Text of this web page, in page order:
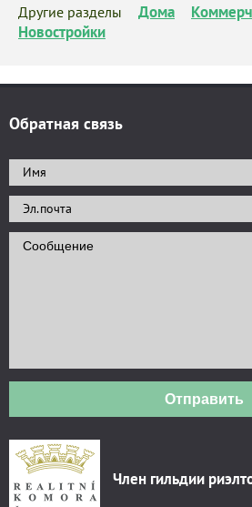
Другие разделы Дома
Новостройки
Обратная связь
Отправить
Член гильдии